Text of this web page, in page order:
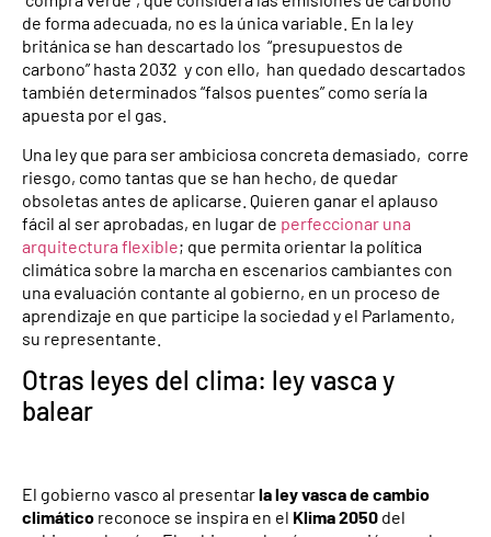
de forma adecuada, no es la única variable. En la ley
británica se han descartado los “presupuestos de
carbono” hasta 2032 y con ello, han quedado descartados
también determinados “falsos puentes” como sería la
apuesta por el gas.
Una ley que para ser ambiciosa concreta demasiado, corre
riesgo, como tantas que se han hecho, de quedar
obsoletas antes de aplicarse. Quieren ganar el aplauso
fácil al ser aprobadas, en lugar de perfeccionar una
arquitectura flexible; que permita orientar la política
climática sobre la marcha en escenarios cambiantes con
una evaluación contante al gobierno, en un proceso de
aprendizaje en que participe la sociedad y el Parlamento,
su representante.
Otras leyes del clima: ley vasca y
balear
El gobierno vasco al presentarla ley vasca de cambio
climático reconoce se inspira en el Klima 2050 del